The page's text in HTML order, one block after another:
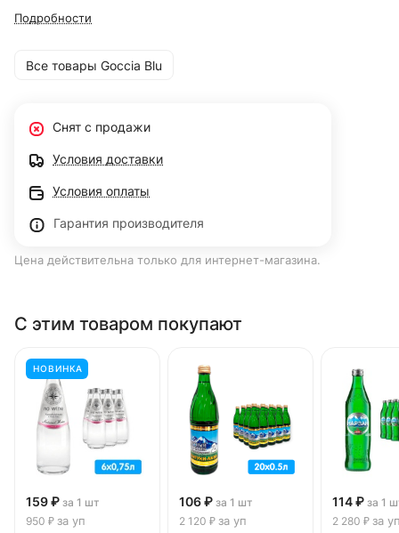
Подробности
Все товары Goccia Blu
Снят с продажи
Условия доставки
Условия оплаты
Гарантия производителя
Цена действительна только для интернет-магазина.
С этим товаром покупают
НОВИНКА
159 ₽ за 1 шт
950 ₽ за уп
106 ₽ за 1 шт
2 120 ₽ за уп
114 ₽ за 1
2 280 ₽ за